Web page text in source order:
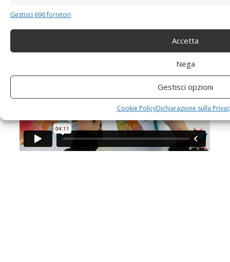
Gestisci 696 fornitori
Accetta
Nega
Gestisci opzioni
Cookie PolicyDichiarazione sulla
BONUS 3: VideoTutorial
“Dipinti pret-à-porter”